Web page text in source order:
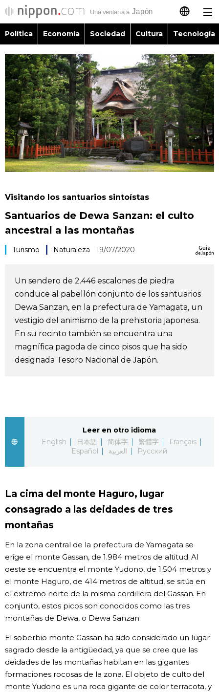
日本語
English
简体字
繁體字
Français
العربية
Política
Economía
Sociedad
Vida
Vídeos e imágenes
En profundidad
Más
Fragmentos de Japón
Tokio
Política Economía Sociedad Cultura Tecnología
Visitando los santuarios sintoístas
Santuarios de Dewa Sanzan: el culto
ancestral a las montañas
Guía
de Japón
Turismo Naturaleza 19/07/2020
Un sendero de 2.446 escalones de piedra
conduce al pabellón conjunto de los santuarios
Dewa Sanzan, en la prefectura de Yamagata, un
vestigio del animismo de la prehistoria japonesa.
En su recinto también se encuentra una
magnífica pagoda de cinco pisos que ha sido
designada Tesoro Nacional de Japón.
Leer en otro idioma
English
日本語 简体字 繁體字
Français
Español
العربية Русский
La cima del monte Haguro, lugar
consagrado a las deidades de tres
montañas
En la zona central de la prefectura de Yamagata se
erige el monte Gassan, de 1.984 metros de altitud. Al
oeste se encuentra el monte Yudono, de 1.504 metros y
el monte Haguro, de 414 metros de altitud, se sitúa en
el extremo norte de la misma cordillera del Gassan. En
conjunto, estos picos son conocidos como las tres
montañas de Dewa, o Dewa Sanzan.
El soberbio monte Gassan ha sido considerado un lugar
sagrado desde la antigüedad, ya que se cree que las
deidades de las montañas habitan en las gigantes
formaciones rocosas de la zona. El objeto de culto del
monte Yudono es una roca gigante de color terracota, y